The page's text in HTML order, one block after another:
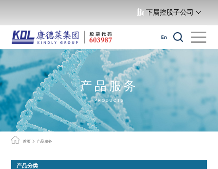
下属控股子公司
En
产品服务
PRODUCTS
首页 产品服务
产品分类